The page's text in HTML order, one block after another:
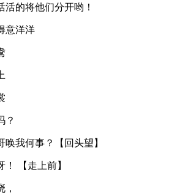
活的将他们分开哟！
意洋洋
？
我何事？【回头望】
【走上前】
，